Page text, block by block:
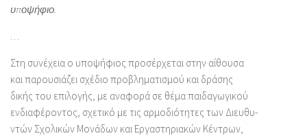
υποψήφιο.
…
Στη συνέχεια ο υποψήφιος προσέρχεται στην αίθουσα
και παρουσιάζει σχέδιο προβληματισμού και δράσης
δικής του επιλογής, με αναφορά σε θέμα παιδαγωγικού
ενδιαφέροντος, σχετικό με τις αρμοδιότητες των Διευθυ-
ντών Σχολικών Μονάδων και Εργαστηριακών Κέντρων,